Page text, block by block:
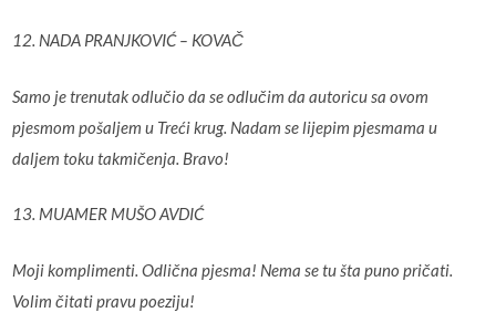
12. NADA PRANJKOVIĆ – KOVAČ
Samo je trenutak odlučio da se odlučim da autoricu sa ovom
pjesmom pošaljem u Treći krug. Nadam se lijepim pjesmama u
daljem toku takmičenja. Bravo!
13. MUAMER MUŠO AVDIĆ
Moji komplimenti. Odlična pjesma! Nema se tu šta puno pričati.
Volim čitati pravu poeziju!